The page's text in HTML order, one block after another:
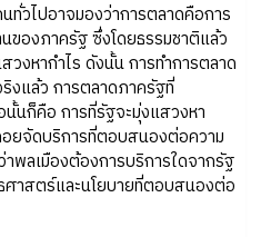
ทั่วไปอาจมองว่าการตลาดคือการ
ของภาครัฐ ซึ่งโดยธรรมชาติแล้ว
งหากำไร ดังนั้น การทำการตลาด
งแล้ว การตลาดภาครัฐที่
นก็คือ การที่รัฐจะมุ่งแสวงหา
ยจัดบริการที่ตอบสนองต่อความ
พลเมืองต้องการบริการใดจากรัฐ
ศาสตร์และนโยบายที่ตอบสนองต่อ